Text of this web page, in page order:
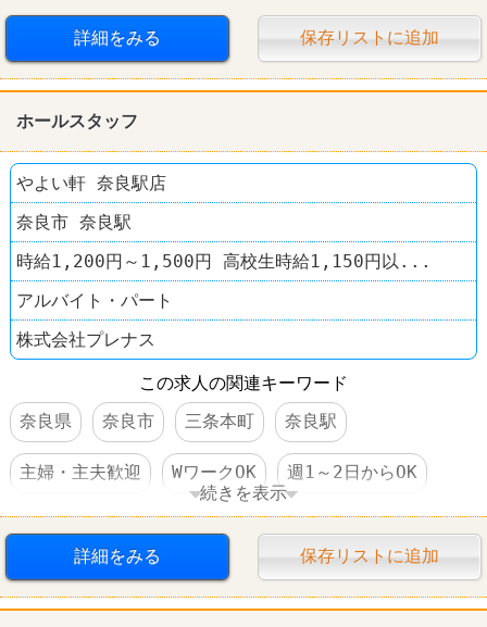
詳細をみる 保存リストに追加
ホールスタッフ
やよい軒 奈良駅店
奈良市 奈良駅
時給1,200円～1,500円 高校生時給1,150円以...
アルバイト・パート
株式会社プレナス
この求人の関連キーワード
奈良県
奈良市 三条本町 奈良駅
主婦・主夫歓迎 WワークOK 週1～2日からOK
短時間でもＯＫ 社保完備 食事補助あり
社員登用あり レストラン
続きを表示
詳細をみる 保存リストに追加